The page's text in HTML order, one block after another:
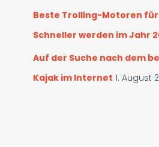
Beste Trolling-Motoren für
Schneller werden im Jahr
Auf der Suche nach dem
Kajak im Internet 1. August